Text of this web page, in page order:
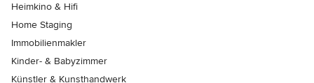
Heimkino & Hifi
Home Staging
Immobilienmakler
Kinder- & Babyzimmer
Künstler & Kunsthandwerk